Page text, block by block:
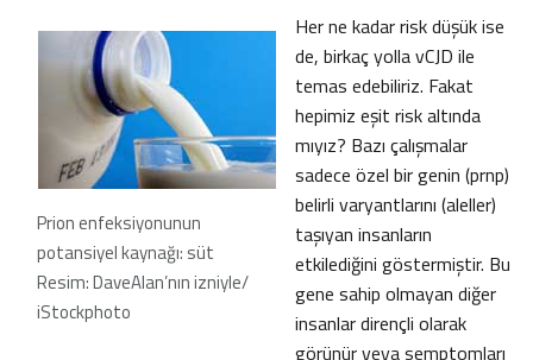
Prion enfeksiyonunun
potansiyel kaynağı: süt
Resim: DaveAlan’nın izniyle/
iStockphoto
Her ne kadar risk düşük ise
de, birkaç yolla vCJD ile
temas edebiliriz. Fakat
hepimiz eşit risk altında
mıyız? Bazı çalışmalar
sadece özel bir genin (prnp)
belirli varyantlarını (aleller)
taşıyan insanların
etkilediğini göstermiştir. Bu
gene sahip olmayan diğer
insanlar dirençli olarak
görünür veya semptomları